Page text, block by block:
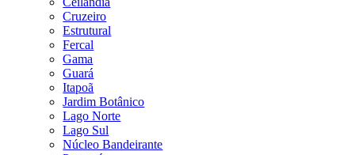
Cruzeiro
Estrutural
Fercal
Gama
Guará
Itapoã
Jardim Botânico
Lago Norte
Lago Sul
Núcleo Bandeirante